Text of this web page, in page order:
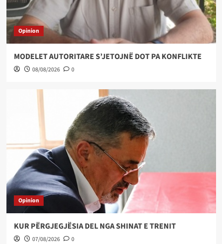
Opinion
MODELET AUTORITARE S’JETOJNË DOT PA KONFLIKTE
08/08/2026 0
Opinion
KUR PËRGJEGJËSIA DEL NGA SHINAT E TRENIT
07/08/2026 0